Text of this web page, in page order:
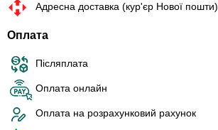
Адресна доставка (кур'єр Нової пошти)
Оплата
Післяплата
Оплата онлайн
Оплата на розрахунковий рахунок